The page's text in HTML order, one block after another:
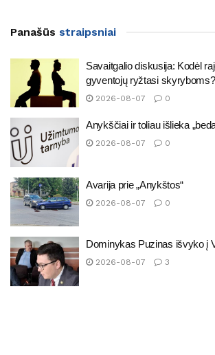
Panašūs straipsniai
Savaitgalio diskusija: Kodėl
gyventojų ryžtasi skyryboms?
2026-08-07 0
Anykščiai ir toliau išlieka
2026-08-07 0
Avarija prie „Anykštos“
2026-08-07 0
Dominykas Puzinas išvyko į
2026-08-07 3